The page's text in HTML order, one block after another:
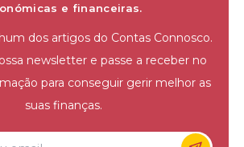
e financeiras.
dos artigos do Contas Connosco.
newsletter e passe a receber no
para conseguir gerir melhor as
suas finanças.